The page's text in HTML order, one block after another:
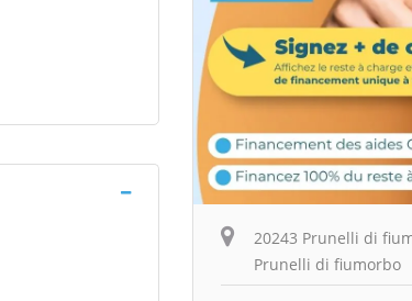
20243 Prunelli di
Prunelli di fiumorbo